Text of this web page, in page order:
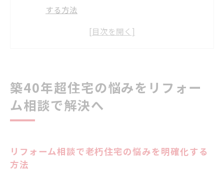
する方法
築40年超の住宅が抱える課題とリフォーム
リフォームを通じた水回り改善の具体策を
考える
補助金を活用したリフォームの進め方を解説
築40年超住宅の悩みをリフォー
ム相談で解決へ
リフォーム相談で老朽住宅の悩みを明確化する
方法